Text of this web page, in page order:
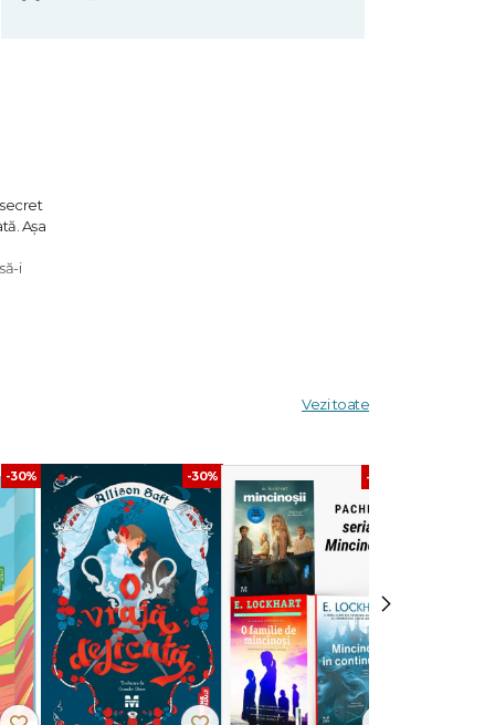
Așa
i
Vezi toate
-30% -30% -40%
›